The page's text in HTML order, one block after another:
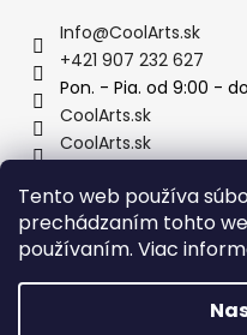
Tento web používa
prechádzaním tohto
používaním. Viac
Info@CoolArts.sk
+421 907 232 627
Pon. - Pia. od 9:00 -
CoolArts.sk
CoolArts.sk
Facebook